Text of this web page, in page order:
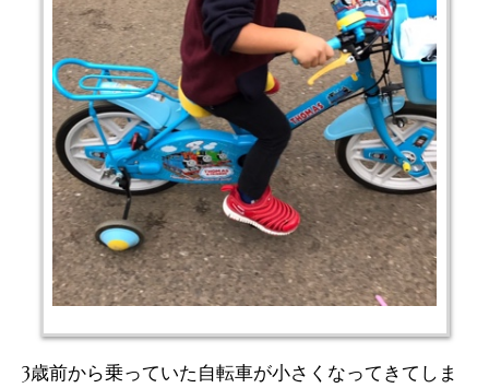
3歳前から乗っていた自転車が小さくなってきてしま